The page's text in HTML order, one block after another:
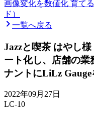
画像変化を数値化 育て
ド）
一覧へ戻る
Jazzと喫茶 はやし
ート化し、店舗の
ナントにLiLz Gauge
2022年09月27日
LC-10